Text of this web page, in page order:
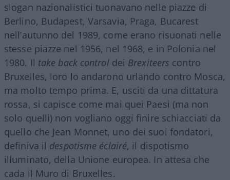
slogan nazionalistici tuonavano nelle piazze di
Berlino, Budapest, Varsavia, Praga, Bucarest
nell’autunno del 1989, come erano risuonati nelle
stesse piazze nel 1956, nel 1968, e in Polonia nel
1980. Il take back controldei Brexiteers contro
Bruxelles, loro lo andarono urlando contro Mosca,
ma molto tempo prima. E, usciti da una dittatura
rossa, si capisce come mai quei Paesi (ma non
solo quelli) non vogliano oggi finire schiacciati da
quello che Jean Monnet, uno dei suoi fondatori,
definiva il despotisme éclairé, il dispotismo
illuminato, della Unione europea. In attesa che
cada il Muro di Bruxelles.